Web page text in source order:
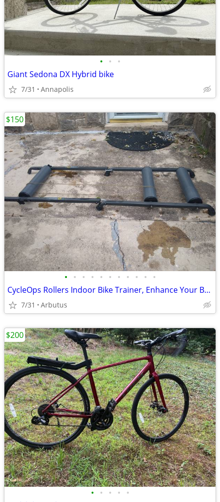
• • •
Giant Sedona DX Hybrid bike
7/31 Annapolis
• • • • • • • • • • •
CycleOps Rollers Indoor Bike Trainer, Enhance Your Balance & Exercise
7/31 Arbutus
$150
• • • • •
$200